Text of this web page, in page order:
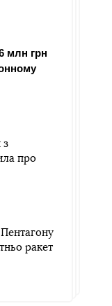
млн грн
з
про
ракет